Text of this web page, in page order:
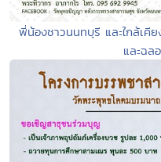
พี่น้องชาวนนทบุรี และใกล้เ
และฉล